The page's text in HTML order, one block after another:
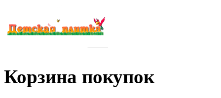
Корзина покупок